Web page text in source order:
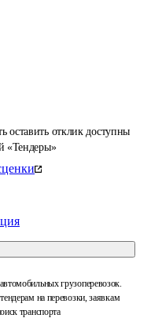
оставить отклик доступны
«Тендеры»
грузоперевозок.
на перевозки, заявкам
транспорта